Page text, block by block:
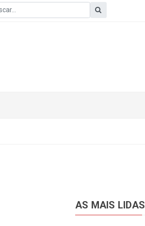
AS MAIS LIDAS